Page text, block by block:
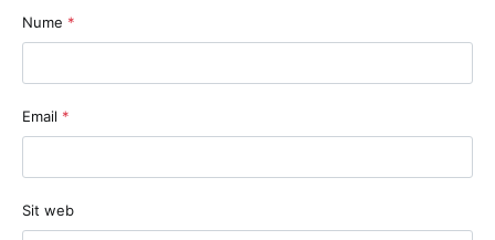
Nume *
Email *
Sit web